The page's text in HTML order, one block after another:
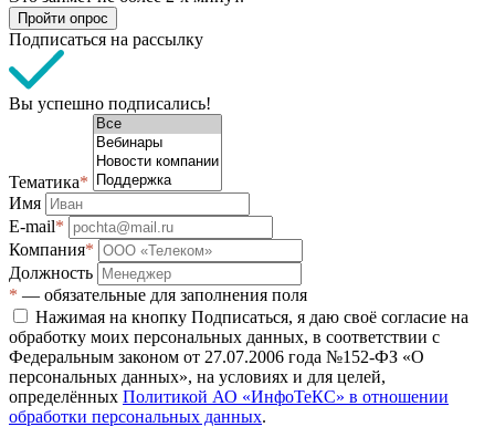
Пройти опрос
Подписаться на рассылку
Вы успешно подписались!
Тематика*
Имя
E-mail*
Компания*
Должность
* — обязательные для заполнения поля
Нажимая на кнопку Подписаться, я даю своё согласие на
обработку моих персональных данных, в соответствии с
Федеральным законом от 27.07.2006 года №152-ФЗ «О
персональных данных», на условиях и для целей,
определённых Политикой АО «ИнфоТеКС» в отношении
обработки персональных данных.